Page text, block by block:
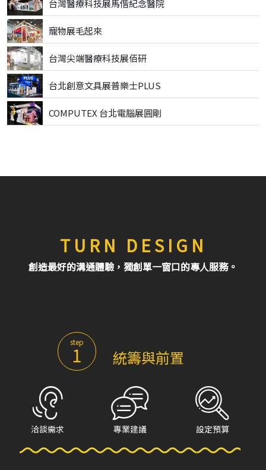
台灣醫療科技展馬偕紀念醫院
寵物展毛起來
台灣尖端醫療科技展佰研
台北創意文具展普樂士PLUS
COMPUTEX 台北電腦展圓剛
TURN DESIGN
創造最好的溝通體驗，獨創單一窗口的專人服務。
step
1 統籌與前置
洽談需求 專業建議 設定預算